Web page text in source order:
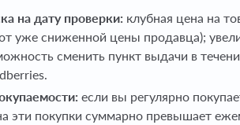
на дату проверки: клубная цена на
уже сниженной цены продавца);
сменить пункт выдачи в
если вы регулярно
эти покупки суммарно превышает